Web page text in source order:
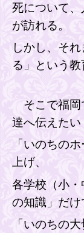
死について
が訪れる。
しかし、それ
る」という教
そこで福岡
達へ伝えたい
「いのちの
上げ、
各学校（小
の知識」だけ
「いのちの